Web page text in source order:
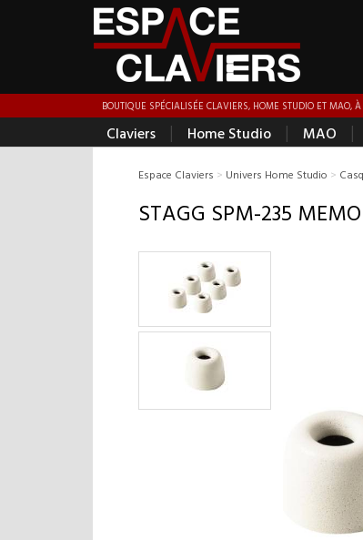
BOUTIQUE SPÉCIALISÉE CLAVIERS, HOME STUDIO ET MAO,
Claviers | Home Studio | MAO |
Espace Claviers > Univers Home Studio >
STAGG SPM-235